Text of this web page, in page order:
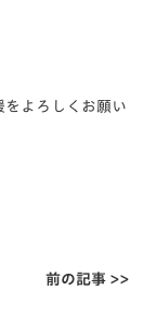
をよろしくお願い
前の記事 >>